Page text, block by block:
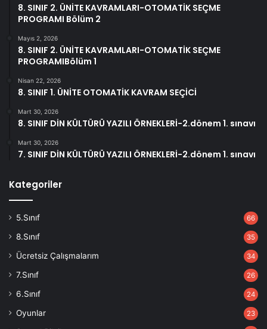
8. SINIF 2. ÜNİTE KAVRAMLARI-OTOMATİK SEÇME
PROGRAMI Bölüm 2
Mayıs 2, 2026
8. SINIF 2. ÜNİTE KAVRAMLARI-OTOMATİK SEÇME
PROGRAMIBölüm 1
Nisan 22, 2026
8. SINIF 1. ÜNİTE OTOMATİK KAVRAM SEÇİCİ
Mart 30, 2026
8. SINIF DİN KÜLTÜRÜ YAZILI ÖRNEKLERİ-2.dönem 1. sınavı
Mart 30, 2026
7. SINIF DİN KÜLTÜRÜ YAZILI ÖRNEKLERİ-2.dönem 1. sınavı
Kategoriler
5.Sınıf 66
8.Sınıf 35
Ücretsiz Çalışmalarım 34
7.Sınıf 26
6.Sınıf 24
Oyunlar 23